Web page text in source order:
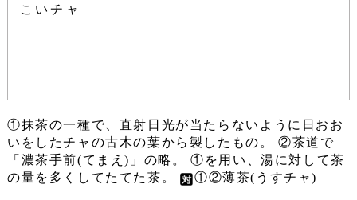
こいチャ
①抹茶の一種で、直射日光が当たらないように日おお
いをしたチャの古木の葉から製したもの。 ②茶道で
「濃茶手前(てまえ)」の略。 ①を用い、湯に対して茶
の量を多くしてたてた茶。
①②薄茶(うすチャ)